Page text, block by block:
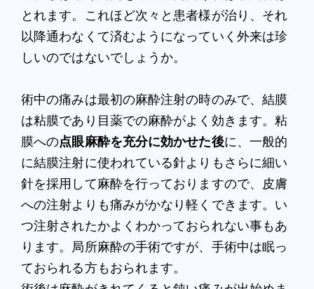
とれます。これほど次々と患者様が治り、それ
以降通わなくて済むようになっていく外来は珍
しいのではないでしょうか。
術中の痛みは最初の麻酔注射の時のみで、結膜
は粘膜であり目薬での麻酔がよく効きます。粘
膜への点眼麻酔を充分に効かせた後に、一般的
に結膜注射に使われている針よりもさらに細い
針を採用して麻酔を行っておりますので、皮膚
への注射よりも痛みがかなり軽くできます。い
つ注射されたかよくわかっておられない事もあ
ります。局所麻酔の手術ですが、手術中は眠っ
ておられる方もおられます。